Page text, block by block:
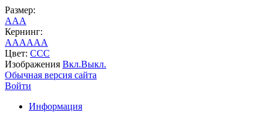
Размер:
AAA
Кернинг:
AAAAAA
Цвет: CCC
Изображения Вкл.Выкл.
Обычная версия сайта
Войти
Информация